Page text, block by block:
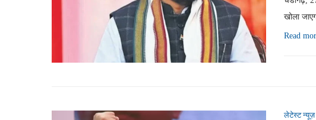
खोला
Read
लेटेस्ट न्यूज़